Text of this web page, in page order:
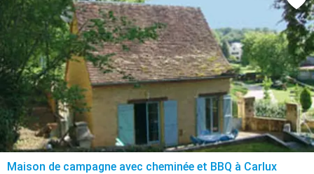
Maison de campagne avec cheminée et BBQ à Carlux